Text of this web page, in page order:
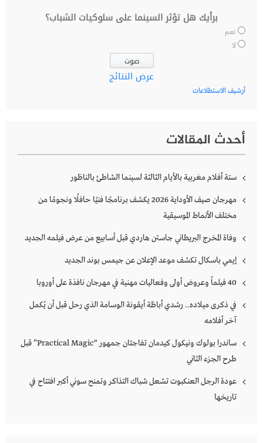
برأيك هل تؤثر السينما على سلوكيات الشباب؟
نعم
لا
عرض النتائج
أرشيف الاستطلاعات
أحدث المقالات
ستة أفلام مغربية بالأيام الثالثة لسينما الشاطئ بالناظور
مهرجان صيف الأوداية 2026 يكشف برنامجًا فنيًا حافلًا ونجومًا من
مختلف الأنماط الموسيقية
وفاة المخرج البريطاني جاستن هاردي قبل أسابيع من عرض فيلمه الجديد
إيمي باسكال تكشف موعد الإعلان عن جيمس بوند الجديد
40 فيلماً وعروض أولى وفعاليات مهنية في مهرجان نافذة على أوروبا
في ذكرى ميلاده.. رشدي أباظة أيقونة الوسامة الذي رحل قبل أن يُكمل
آخر أفلامه
ساندرا بولوك ونيكول كيدمان تفاجئان جمهور “Practical Magic” قبل
طرح الجزء الثاني
عودة الرجل العنكبوت تشعل شباك التذاكر وتمنح سوني أكبر افتتاح في
تاريخها